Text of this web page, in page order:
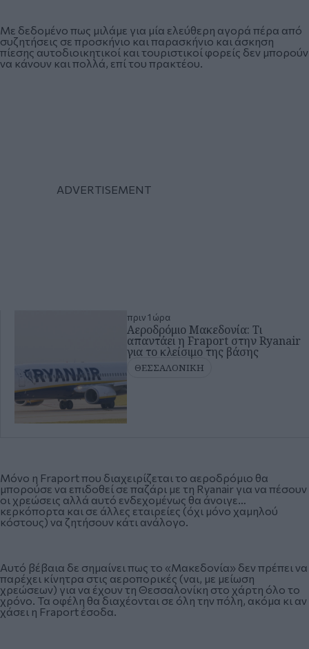
Με δεδομένο πως μιλάμε για μία ελεύθερη αγορά πέρα από
συζητήσεις σε προσκήνιο και παρασκήνιο και άσκηση
πίεσης αυτοδιοικητικοί και τουριστικοί φορείς δεν μπορούν
να κάνουν και πολλά, επί του πρακτέου.
πριν 1 ώρα
Αεροδρόμιο Μακεδονία: Τι
απαντάει η Fraport στην Ryanair
για το κλείσιμο της βάσης
ΘΕΣΣΑΛΟΝΙΚΗ
Μόνο η Fraport που διαχειρίζεται το αεροδρόμιο θα
μπορούσε να επιδοθεί σε παζάρι με τη Ryanair για να πέσουν
οι χρεώσεις αλλά αυτό ενδεχομένως θα άνοιγε…
κερκόπορτα και σε άλλες εταιρείες (όχι μόνο χαμηλού
κόστους) να ζητήσουν κάτι ανάλογο.
Αυτό βέβαια δε σημαίνει πως το «Μακεδονία» δεν πρέπει να
παρέχει κίνητρα στις αεροπορικές (ναι, με μείωση
χρεώσεων) για να έχουν τη Θεσσαλονίκη στο χάρτη όλο το
χρόνο. Τα οφέλη θα διαχέονται σε όλη την πόλη, ακόμα κι αν
χάσει η Fraport έσοδα.